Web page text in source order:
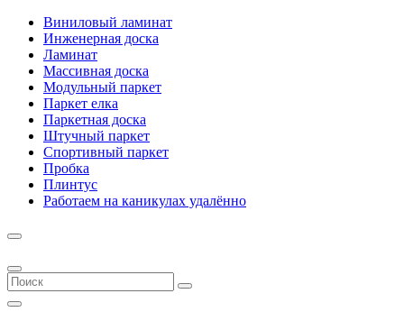
Виниловый ламинат
Инженерная доска
Ламинат
Массивная доска
Модульный паркет
Паркет елка
Паркетная доска
Штучный паркет
Спортивный паркет
Пробка
Плинтус
Работаем на каникулах удалённо